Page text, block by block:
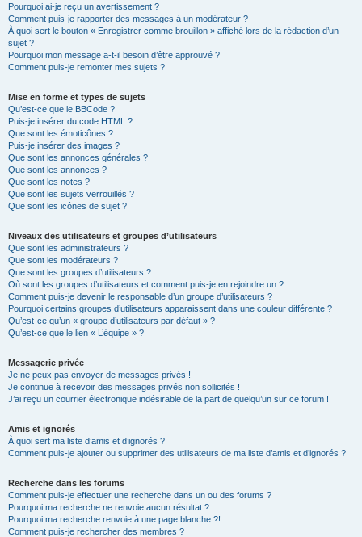
Pourquoi ai-je reçu un avertissement ?
Comment puis-je rapporter des messages à un modérateur ?
À quoi sert le bouton « Enregistrer comme brouillon » affiché lors de la rédaction d’un
sujet ?
Pourquoi mon message a-t-il besoin d’être approuvé ?
Comment puis-je remonter mes sujets ?
Mise en forme et types de sujets
Qu’est-ce que le BBCode ?
Puis-je insérer du code HTML ?
Que sont les émoticônes ?
Puis-je insérer des images ?
Que sont les annonces générales ?
Que sont les annonces ?
Que sont les notes ?
Que sont les sujets verrouillés ?
Que sont les icônes de sujet ?
Niveaux des utilisateurs et groupes d’utilisateurs
Que sont les administrateurs ?
Que sont les modérateurs ?
Que sont les groupes d’utilisateurs ?
Où sont les groupes d’utilisateurs et comment puis-je en rejoindre un ?
Comment puis-je devenir le responsable d’un groupe d’utilisateurs ?
Pourquoi certains groupes d’utilisateurs apparaissent dans une couleur différente ?
Qu’est-ce qu’un « groupe d’utilisateurs par défaut » ?
Qu’est-ce que le lien « L’équipe » ?
Messagerie privée
Je ne peux pas envoyer de messages privés !
Je continue à recevoir des messages privés non sollicités !
J’ai reçu un courrier électronique indésirable de la part de quelqu’un sur ce forum !
Amis et ignorés
À quoi sert ma liste d’amis et d’ignorés ?
Comment puis-je ajouter ou supprimer des utilisateurs de ma liste d’amis et d’ignorés ?
Recherche dans les forums
Comment puis-je effectuer une recherche dans un ou des forums ?
Pourquoi ma recherche ne renvoie aucun résultat ?
Pourquoi ma recherche renvoie à une page blanche ?!
Comment puis-je rechercher des membres ?